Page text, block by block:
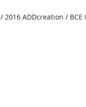
/ 2016 ADDcreation / BCE